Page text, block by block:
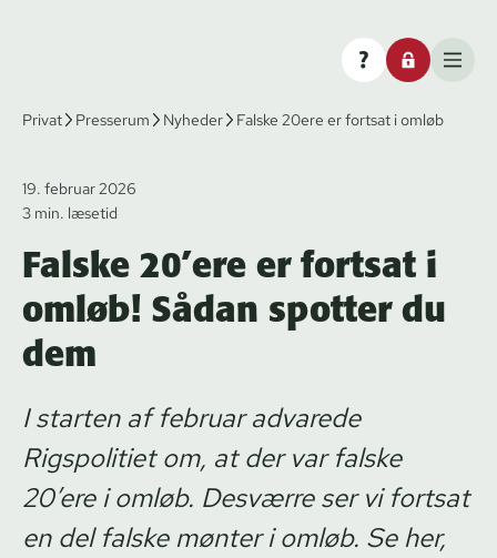
Privat Presserum Nyheder Falske 20ere er fortsat i omløb
19. februar 2026
3 min. læsetid
Falske 20’ere er fortsat i
omløb! Sådan spotter du
dem
I starten af februar advarede
Rigspolitiet om, at der var falske
20’ere i omløb. Desværre ser vi fortsat
en del falske mønter i omløb. Se her,